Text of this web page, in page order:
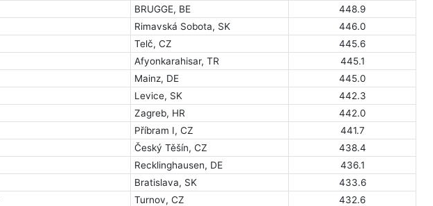
BRUGGE, BE
448.9
Rimavská Sobota, SK
446.0
Telč, CZ
445.6
Afyonkarahisar, TR
445.1
Mainz, DE
445.0
Levice, SK
442.3
Zagreb, HR
442.0
Příbram I, CZ
441.7
Český Těšín, CZ
438.4
Recklinghausen, DE
436.1
Bratislava, SK
433.6
Turnov, CZ
432.6